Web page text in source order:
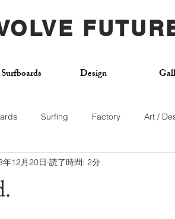
Surfboards Design
Surfing Factory Art /
Used Board Surf School
年12月20日 読了時間: 2分